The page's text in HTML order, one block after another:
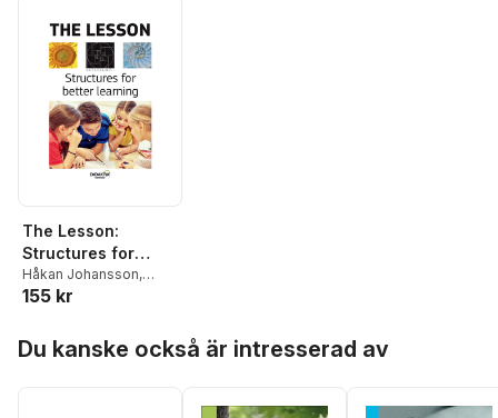
The Lesson:
Structures for
better learning
Håkan Johansson,
Bengt Johanson
155 kr
Du kanske också är intresserad av